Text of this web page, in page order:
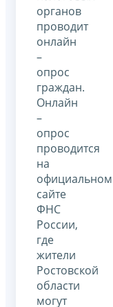
органов
проводит
онлайн
–
опрос
граждан.
Онлайн
–
опрос
проводится
на
официальном
сайте
ФНС
России,
где
жители
Ростовской
области
могут